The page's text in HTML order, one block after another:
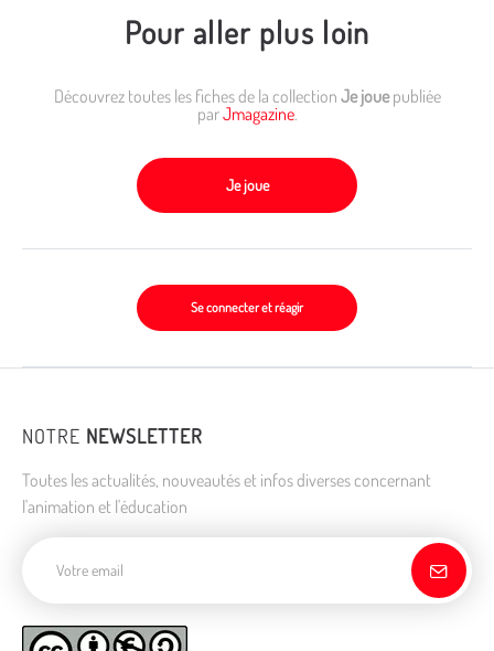
Pour aller plus loin
Découvrez toutes les fiches de la collection Je jouepubliée
parJmagazine.
Je joue
Se connecter et réagir
NOTRE NEWSLETTER
Toutes les actualités, nouveautés et infos diverses concernant
l'animation et l'éducation